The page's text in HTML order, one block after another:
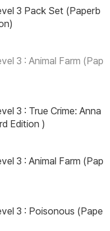
3 Pack Set (Paperb
3 : Animal Farm (Pap
3 : True Crime: Anna
Edition )
3 : Animal Farm (Pap
3 : Poisonous (Pape